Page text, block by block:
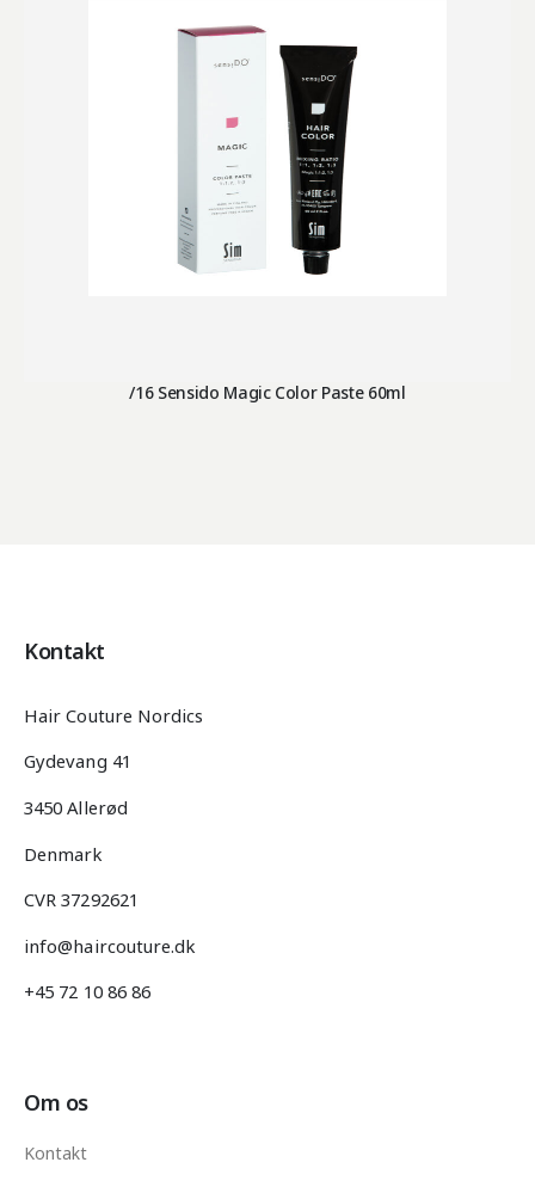
/16 Sensido Magic Color Paste 60ml
Kontakt
Hair Couture Nordics
Gydevang 41
3450 Allerød
Denmark
CVR 37292621
info@haircouture.dk
+45 72 10 86 86
Om os
Kontakt